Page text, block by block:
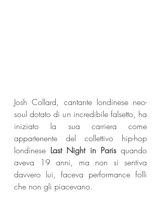
Josh Collard, cantante londinese neo-
soul dotato di un incredibile falsetto, ha
iniziato la sua carriera come
appartenente del collettivo hip-hop
londinese Last Night in Paris quando
aveva 19 anni, ma non si sentiva
davvero lui, faceva performance folli
che non gli piacevano.